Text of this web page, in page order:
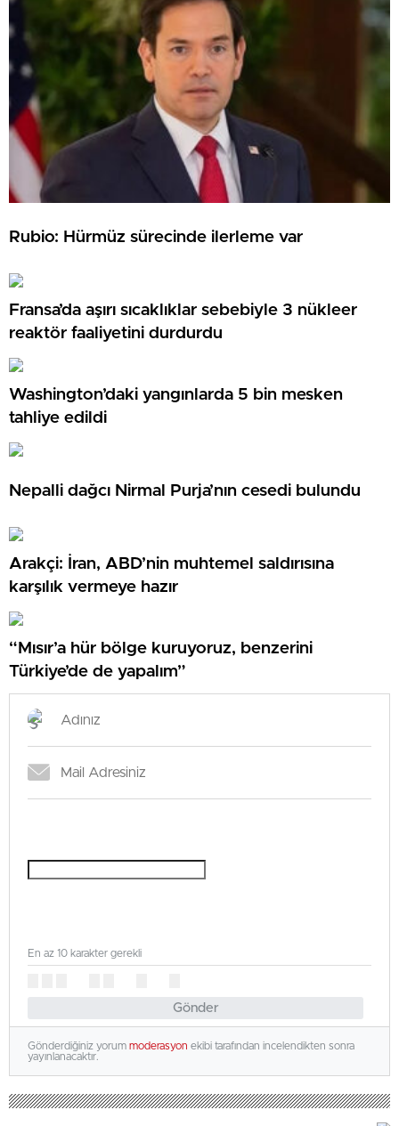
Rubio: Hürmüz sürecinde ilerleme var
Fransa’da aşırı sıcaklıklar sebebiyle 3 nükleer
reaktör faaliyetini durdurdu
Washington’daki yangınlarda 5 bin mesken
tahliye edildi
Nepalli dağcı Nirmal Purja’nın cesedi bulundu
Arakçi: İran, ABD’nin muhtemel saldırısına
karşılık vermeye hazır
“Mısır’a hür bölge kuruyoruz, benzerini
Türkiye’de de yapalım”
Gönder
En az 10 karakter gerekli
Gönderdiğiniz yorum moderasyon ekibi tarafından incelendikten sonra
yayınlanacaktır.